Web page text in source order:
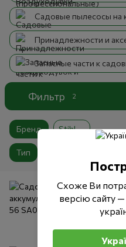
Садовые пылесосы на
Фильтр 2
Бренд Stihl
Тип
Схоже Ви
версію сайту